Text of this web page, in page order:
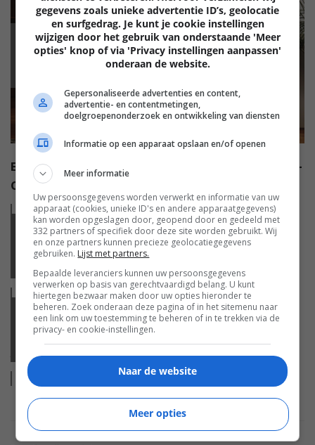
EEN SAMSUNG TV VOOR IEDEREEN MET QLED EN QD-
OLED (ADV)
Leesmeer
LG KONDIGT DRAAGBARE LASERPROJECTOR AAN
Leesmeer
ACHTERGROND: KLEURBEREIK
Lees
gegevens zoals unieke advertentie ID’s, geolocatie
en surfgedrag. Je kunt je cookie instellingen
wijzigen door het gebruik van onderstaande 'Meer
opties' knop of via 'Privacy instellingen aanpassen'
onderaan de website.
Gepersonaliseerde advertenties en content,
advertentie- en contentmetingen,
doelgroepenonderzoek en ontwikkeling van diensten
Informatie op een apparaat opslaan en/of openen
Meer informatie
Uw persoonsgegevens worden verwerkt en informatie van uw
apparaat (cookies, unieke ID's en andere apparaatgegevens)
kan worden opgeslagen door, geopend door en gedeeld met
332 partners of specifiek door deze site worden gebruikt. Wij
en onze partners kunnen precieze geolocatiegegevens
gebruiken. Lijst met partners.
Bepaalde leveranciers kunnen uw persoonsgegevens
verwerken op basis van gerechtvaardigd belang. U kunt
hiertegen bezwaar maken door uw opties hieronder te
beheren. Zoek onderaan deze pagina of in het sitemenu naar
een link om uw toestemming te beheren of in te trekken via de
privacy- en cookie-instellingen.
Naar de website
Meer opties